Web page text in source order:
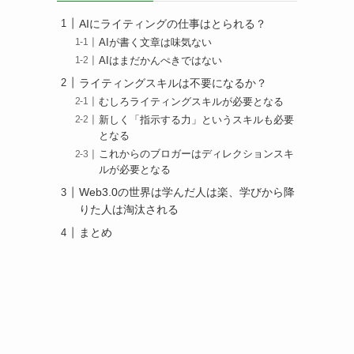
AIにライティングの仕事はとられる？
AIが書く文章は味気ない
AIはまだかんぺきではない
ライティングスキルは不要になるか？
むしろライティングスキルが必要となる
新しく「指示する力」というスキルも必要
となる
これからのブロガーはディレクションスキ
ルが必要となる
Web3.0の世界は学んだ人は楽、学びから降
りた人は淘汰される
まとめ